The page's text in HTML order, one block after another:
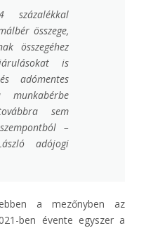
összege,
összegéhez
is
adómentes
sem
–
adójogi
a mezőnyben az
ben évente egyszer a